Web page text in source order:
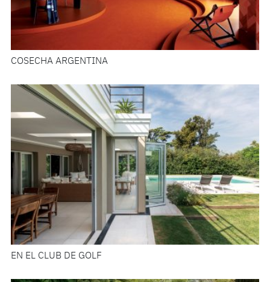
COSECHA ARGENTINA
EN EL CLUB DE GOLF